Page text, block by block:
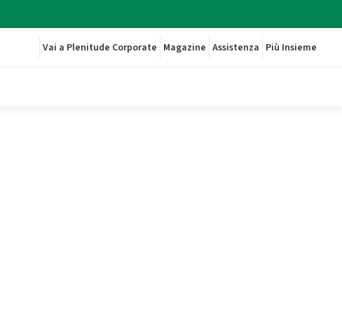
Vai a Plenitude Corporate Magazine Assistenza Più Insieme